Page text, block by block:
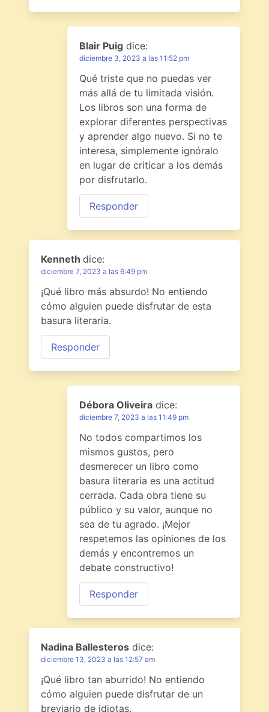
Blair Puig dice:
diciembre 3, 2023 a las 11:52 pm
Qué triste que no puedas ver
más allá de tu limitada visión.
Los libros son una forma de
explorar diferentes perspectivas
y aprender algo nuevo. Si no te
interesa, simplemente ignóralo
en lugar de criticar a los demás
por disfrutarlo.
Responder
Kenneth dice:
diciembre 7, 2023 a las 6:49 pm
¡Qué libro más absurdo! No entiendo
cómo alguien puede disfrutar de esta
basura literaria.
Responder
Débora Oliveira dice:
diciembre 7, 2023 a las 11:49 pm
No todos compartimos los
mismos gustos, pero
desmerecer un libro como
basura literaria es una actitud
cerrada. Cada obra tiene su
público y su valor, aunque no
sea de tu agrado. ¡Mejor
respetemos las opiniones de los
demás y encontremos un
debate constructivo!
Responder
Nadina Ballesteros dice:
diciembre 13, 2023 a las 12:57 am
¡Qué libro tan aburrido! No entiendo
cómo alguien puede disfrutar de un
breviario de idiotas.